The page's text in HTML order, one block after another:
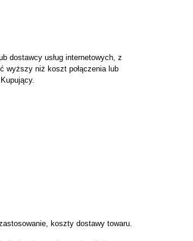
dostawcy usług internetowych, z
wyższy niż koszt połączenia lub
koszty dostawy towaru.